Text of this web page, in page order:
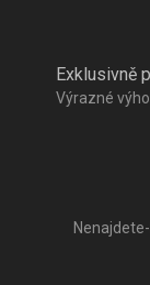
Exklusivně
Výrazné